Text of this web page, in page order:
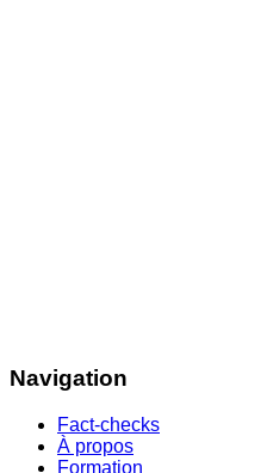
Navigation
Fact-checks
À propos
Formation